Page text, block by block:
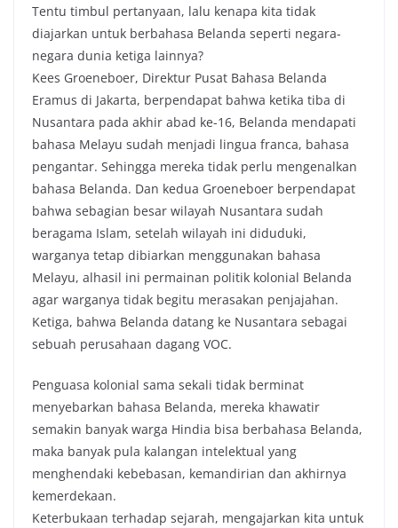
Tentu timbul pertanyaan, lalu kenapa kita tidak
diajarkan untuk berbahasa Belanda seperti negara-
negara dunia ketiga lainnya?
Kees Groeneboer, Direktur Pusat Bahasa Belanda
Eramus di Jakarta, berpendapat bahwa ketika tiba di
Nusantara pada akhir abad ke-16, Belanda mendapati
bahasa Melayu sudah menjadi lingua franca, bahasa
pengantar. Sehingga mereka tidak perlu mengenalkan
bahasa Belanda. Dan kedua Groeneboer berpendapat
bahwa sebagian besar wilayah Nusantara sudah
beragama Islam, setelah wilayah ini diduduki,
warganya tetap dibiarkan menggunakan bahasa
Melayu, alhasil ini permainan politik kolonial Belanda
agar warganya tidak begitu merasakan penjajahan.
Ketiga, bahwa Belanda datang ke Nusantara sebagai
sebuah perusahaan dagang VOC.
Penguasa kolonial sama sekali tidak berminat
menyebarkan bahasa Belanda, mereka khawatir
semakin banyak warga Hindia bisa berbahasa Belanda,
maka banyak pula kalangan intelektual yang
menghendaki kebebasan, kemandirian dan akhirnya
kemerdekaan.
Keterbukaan terhadap sejarah, mengajarkan kita untuk